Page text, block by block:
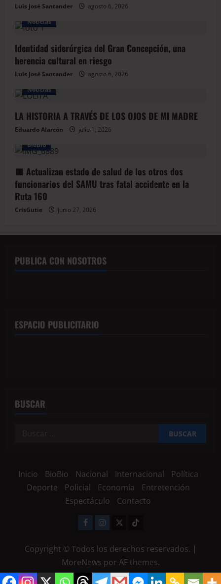
Luis José Santander
agosto 6, 2026
Noticias
Identidad siderúrgica del Gran Concepción, una
herencia cultural en riesgo
Luis José Santander
agosto 6, 2026
Noticias
LA HISTORIA A TRAVÉS DE LOS OJOS DE MI MADRE
Eduardo Alarcón
julio 1, 2026
BioBio
🟥 Actualizan estado de salud de los otros dos
funcionarios del SAMU tras fatal accidente en la
Ruta 160
CrisGutie junio 27, 2026
PUBLICA CON NOSOTROS
ESPACIO PUBLICITARIO
BUSCAR
Inicio BioBio Nacional Internacional
Política
Deporte
Policial Economía
Entretención
Espectáculo
Contacto
Copyright © Todos los derechos reservados. |
MoreNews por AF themes.